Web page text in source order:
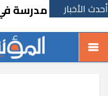
أحدث الأخبارمدرسة في